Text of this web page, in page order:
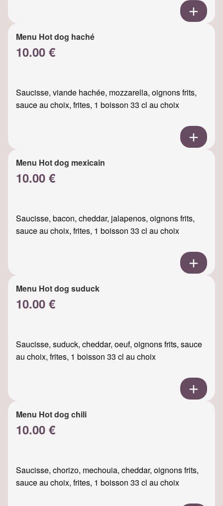
Menu Hot dog haché
10.00 €
Saucisse, viande hachée, mozzarella, oignons frits,
sauce au choix, frites, 1 boisson 33 cl au choix
Menu Hot dog mexicain
10.00 €
Saucisse, bacon, cheddar, jalapenos, oignons frits,
sauce au choix, frites, 1 boisson 33 cl au choix
Menu Hot dog suduck
10.00 €
Saucisse, suduck, cheddar, oeuf, oignons frits, sauce
au choix, frites, 1 boisson 33 cl au choix
Menu Hot dog chili
10.00 €
Saucisse, chorizo, mechouia, cheddar, oignons frits,
sauce au choix, frites, 1 boisson 33 cl au choix